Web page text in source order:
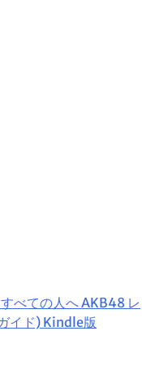
べての人へ AKB48 レ
イド) Kindle版